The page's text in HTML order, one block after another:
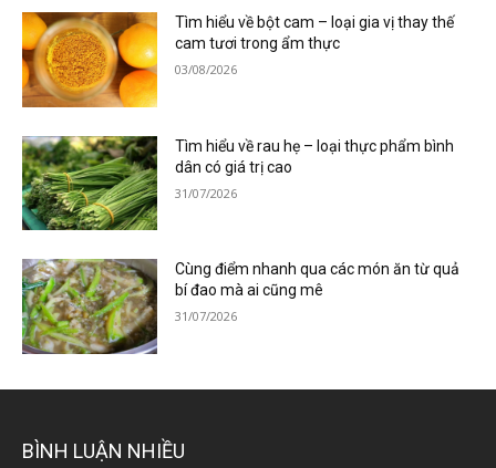
Tìm hiểu về bột cam – loại gia vị thay thế
cam tươi trong ẩm thực
03/08/2026
Tìm hiểu về rau hẹ – loại thực phẩm bình
dân có giá trị cao
31/07/2026
Cùng điểm nhanh qua các món ăn từ quả
bí đao mà ai cũng mê
31/07/2026
BÌNH LUẬN NHIỀU